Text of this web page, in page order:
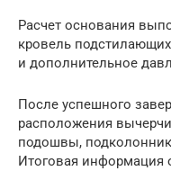
Расчет основания
кровель
и дополнительное
После успешного
расположения
подошвы,
Итоговая информация